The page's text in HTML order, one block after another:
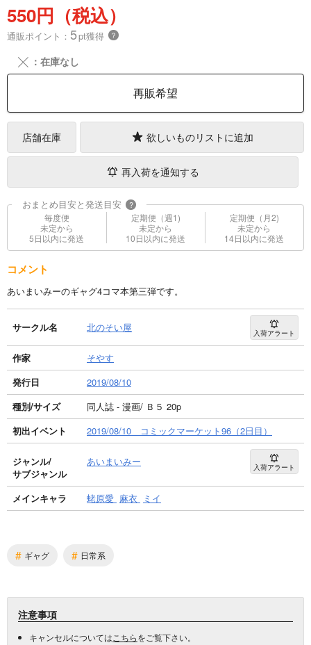
550円（税込）
通販ポイント： 5pt獲得 ？
╳ ：在庫なし
再販希望
店舗在庫 欲しいものリストに追加
再入荷を通知する
おまとめ目安と発送目安 ?
毎度便
未定から
5日以内に発送
定期便（週1)
未定から
10日以内に発送
定期便（月2)
未定から
14日以内に発送
コメント
あいまいみーのギャグ4コマ本第三弾です。
サークル名 北のそい屋 入荷アラート
作家
そやす
発行日
2019/08/10
種別/サイズ
同人誌 - 漫画/ Ｂ５ 20p
初出イベント
2019/08/10 コミックマーケット96（2日目）
ジャンル/
サブジャンル
あいまいみー 入荷アラート
メインキャラ 蛯原愛 麻衣 ミイ
# ギャグ # 日常系
注意事項
キャンセルについては こちらをご覧下さい。